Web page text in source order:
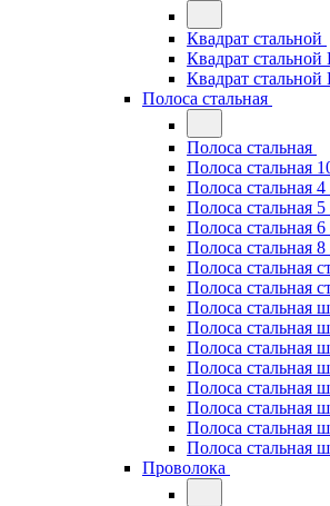
Квадрат стальной
Квадрат
Квадрат
Полоса стальная
Полоса стальная
Полоса стальная
Полоса стальная
Полоса стальная
Полоса стальная
Полоса стальная
Полоса стальная
Полоса стальная
Полоса стальная
Полоса стальная
Полоса стальная
Полоса стальная
Полоса стальная
Полоса стальная
Полоса стальная
Полоса стальная
Проволока